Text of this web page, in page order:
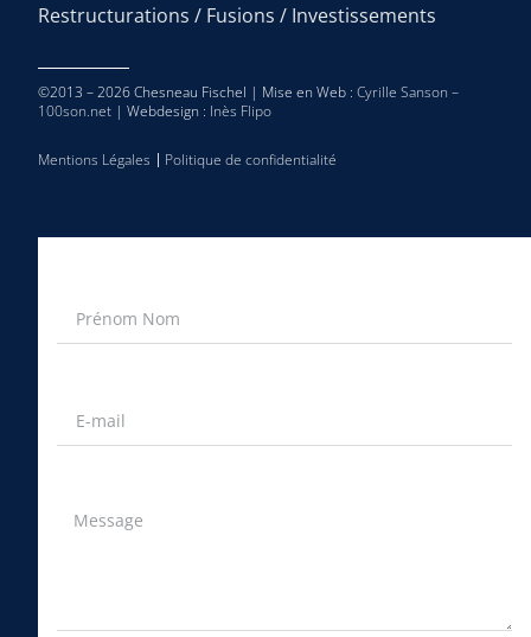
Restructurations / Fusions / Investissements
©2013 – 2026 Chesneau Fischel | Mise en Web : Cyrille Sanson –
100son.net | Webdesign : Inès Flipo
Mentions Légales Politique de confidentialité